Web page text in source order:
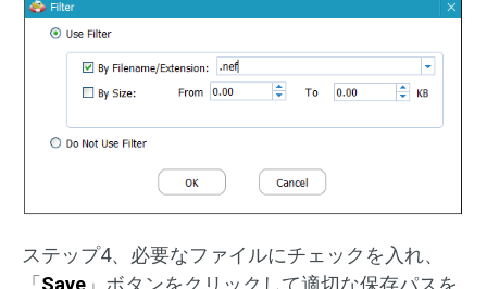
ステップ4、必要なファイルにチェックを入れ、
「Save 」ボタンをクリックして適切な保存パスを